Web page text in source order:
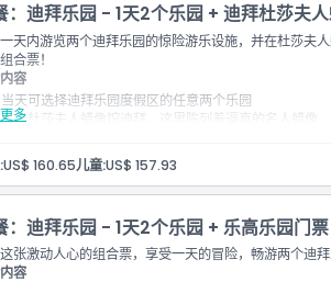
：迪拜乐园 - 1天2个乐园 + 迪拜杜莎夫
天内游览两个迪拜乐园的惊险游乐设施，并在杜莎夫
合票！
多
容
当天可选择迪拜乐园度假区的任意两个乐园
入场杜莎夫人蜡像馆迪拜，这里陈列着逼真的名人蜡像
结合户外刺激体验与互动拍照乐趣
US$ 160.65儿童:US$ 157.93
：迪拜乐园 - 1天2个乐园 + 乐高乐园门票
张激动人心的组合票，享受一天的冒险，畅游两个迪
容